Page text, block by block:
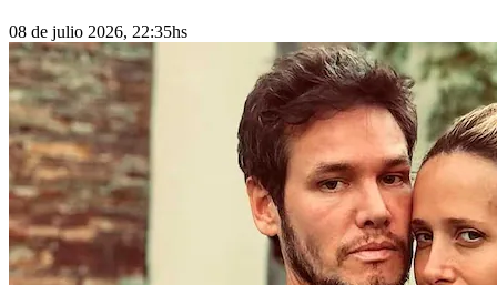
08 de julio 2026, 22:35hs